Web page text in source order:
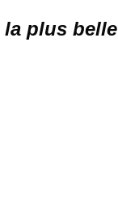
la plus belle